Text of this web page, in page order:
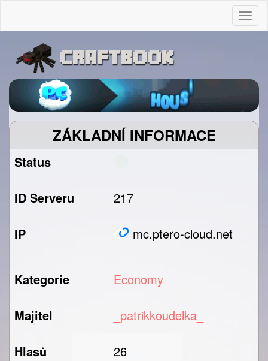
ZÁKLADNÍ INFORMACE
Status
ID Serveru 217
IP mc.ptero-cloud.net
Kategorie Economy
Majitel _patrikkoudelka_
Hlasů 26